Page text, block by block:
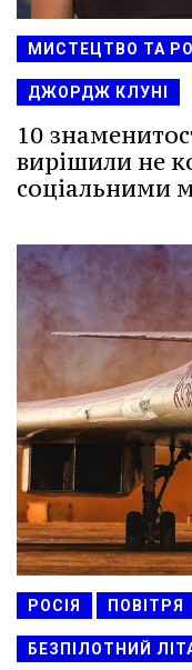
МИСТЕЦТВО ТА
ДЖОРДЖ КЛУНІ
10
вирішили не
соціальними
РОСІЯ ПОВІТРЯ
БЕЗПІЛОТНИЙ